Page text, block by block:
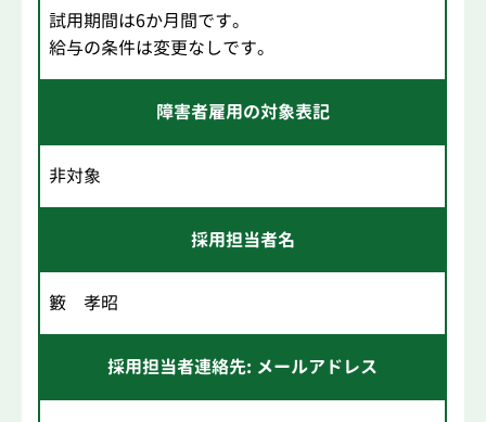
試用期間は6か月間です。
給与の条件は変更なしです。
障害者雇用の対象表記
非対象
採用担当者名
籔 孝昭
採用担当者連絡先: メールアドレス